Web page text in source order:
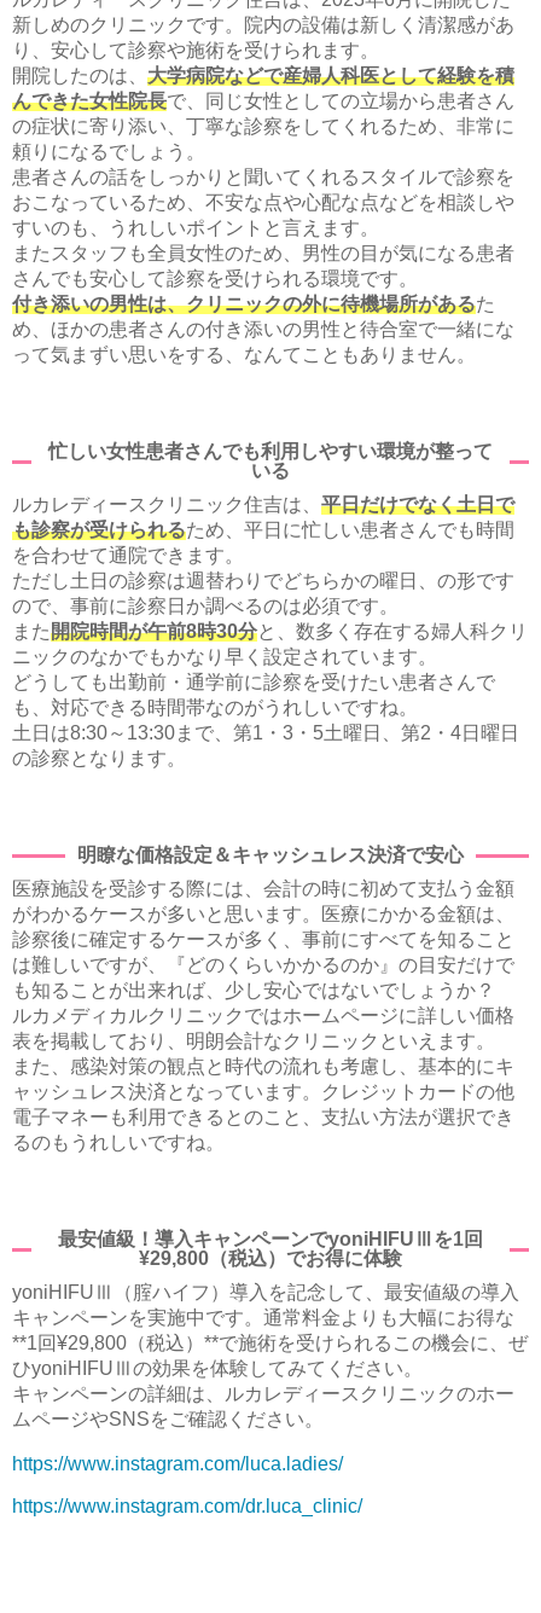
新しめのクリニックです。院内の設備は新しく清潔感があ
り、安心して診察や施術を受けられます。
開院したのは、 大学病院などで産婦人科医として経験を積
んできた女性院長で、同じ女性としての立場から患者さん
の症状に寄り添い、丁寧な診察をしてくれるため、非常に
頼りになるでしょう。
患者さんの話をしっかりと聞いてくれるスタイルで診察を
おこなっているため、不安な点や心配な点などを相談しや
すいのも、うれしいポイントと言えます。
またスタッフも全員女性のため、男性の目が気になる患者
さんでも安心して診察を受けられる環境です。
付き添いの男性は、クリニックの外に待機場所があるた
め、ほかの患者さんの付き添いの男性と待合室で一緒にな
って気まずい思いをする、なんてこともありません。
忙しい女性患者さんでも利用しやすい環境が整って
いる
ルカレディースクリニック住吉は、 平日だけでなく土日で
も診察が受けられるため、平日に忙しい患者さんでも時間
を合わせて通院できます。
ただし土日の診察は週替わりでどちらかの曜日、の形です
ので、事前に診察日か調べるのは必須です。
また開院時間が午前8時30分と、数多く存在する婦人科クリ
ニックのなかでもかなり早く設定されています。
どうしても出勤前・通学前に診察を受けたい患者さんで
も、対応できる時間帯なのがうれしいですね。
土日は8:30～13:30まで、第1・3・5土曜日、第2・4日曜日
の診察となります。
明瞭な価格設定＆キャッシュレス決済で安心
医療施設を受診する際には、会計の時に初めて支払う金額
がわかるケースが多いと思います。医療にかかる金額は、
診察後に確定するケースが多く、事前にすべてを知ること
は難しいですが、『どのくらいかかるのか』の目安だけで
も知ることが出来れば、少し安心ではないでしょうか？
ルカメディカルクリニックではホームページに詳しい価格
表を掲載しており、明朗会計なクリニックといえます。
また、感染対策の観点と時代の流れも考慮し、基本的にキ
ャッシュレス決済となっています。クレジットカードの他
電子マネーも利用できるとのこと、支払い方法が選択でき
るのもうれしいですね。
最安値級！導入キャンペーンでyoniHIFUⅢを1回
¥29,800（税込）でお得に体験
yoniHIFUⅢ（腟ハイフ）導入を記念して、最安値級の導入
キャンペーンを実施中です。通常料金よりも大幅にお得な
**1回¥29,800（税込）**で施術を受けられるこの機会に、ぜ
ひyoniHIFUⅢの効果を体験してみてください。
キャンペーンの詳細は、ルカレディースクリニックのホー
ムページやSNSをご確認ください。
https://www.instagram.com/luca.ladies/
https://www.instagram.com/dr.luca_clinic/